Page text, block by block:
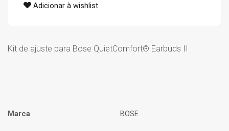
Adicionar à wishlist
Kit de ajuste para Bose QuietComfort® Earbuds II
Marca
BOSE